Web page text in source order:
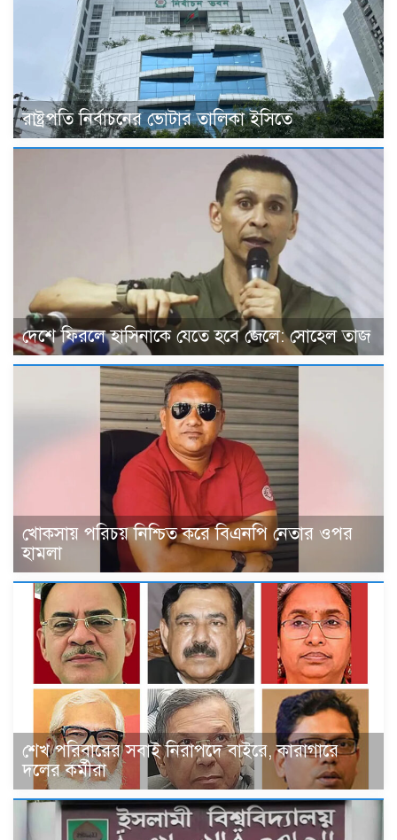
রাষ্ট্রপতি নির্বাচনের ভোটার তালিকা ইসিতে
দেশে ফিরলে হাসিনাকে যেতে হবে জেলে: সোহেল তাজ
খোকসায় পরিচয় নিশ্চিত করে বিএনপি নেতার ওপর
হামলা
শেখ পরিবারের সবাই নিরাপদে বাইরে, কারাগারে
দলের কর্মীরা